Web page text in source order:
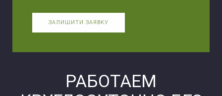
ЗАЛИШИТИ ЗАЯВКУ
РАБОТАЕМ